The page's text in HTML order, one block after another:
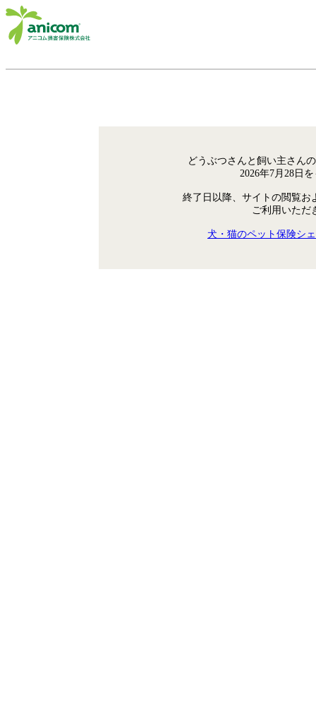
どうぶつさんと飼い主さん
2026年7月28日
終了日以降、サイトの閲覧お
ご利用いただ
犬・猫のペット保険シ